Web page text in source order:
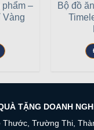
phẩm –
Vàng
Bộ đồ
TẶNG DOANH
Thước, Trường Thi,